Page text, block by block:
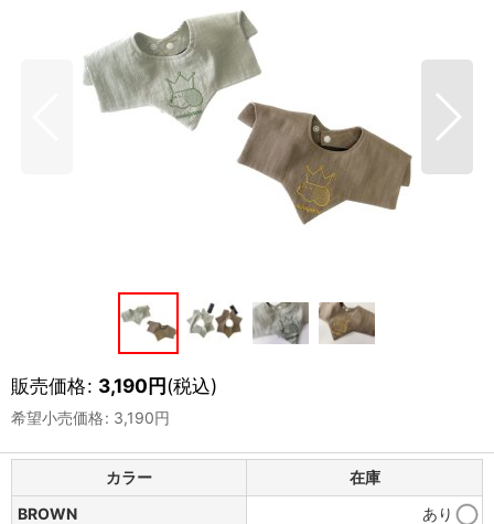
販売価格: 3,190円(税込)
希望小売価格: 3,190円
カラー
在庫
BROWN
あり